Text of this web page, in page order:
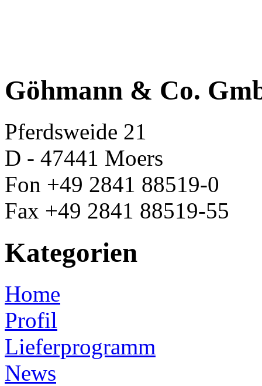
Göhmann & Co.
Pferdsweide 21
D - 47441 Moers
Fon +49 2841 88519-0
Fax +49 2841 88519-55
Kategorien
Home
Profil
Lieferprogramm
News